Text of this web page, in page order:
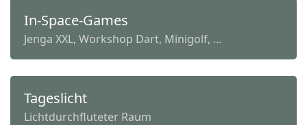
In-Space-Games
Jenga XXL, Workshop Dart, Minigolf, ...
Tageslicht
Lichtdurchfluteter Raum